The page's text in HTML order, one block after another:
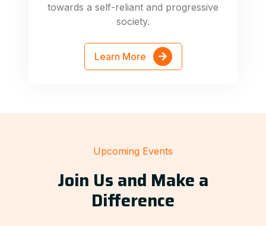
towards a self-reliant and progressive
society.
Learn More
Upcoming Events
Join Us and Make a
Difference